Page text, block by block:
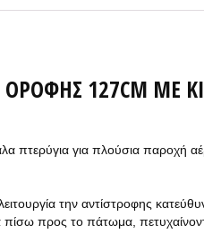
ΟΡΟΦΉΣ 127CM ΜΕ
πτερύγια για πλούσια παροχή
την αντίστροφης
προς το πάτωμα,